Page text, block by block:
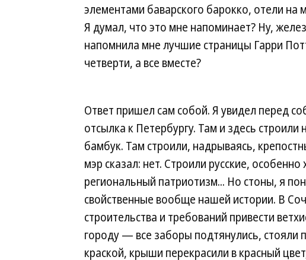
элементами баварского барокко, отели на
Я думал, что это мне напоминает? Ну,
напомнила мне лучшие страницы Гарри
четверти, а все вместе?
Ответ пришел сам собой. Я увидел перед
отсылка к Петербургу. Там и здесь
бамбук. Там строили, надрываясь,
мэр сказал: нет. Строили русские,
региональный патриотизм... Но стоны, я
свойственные вообще нашей истории. В
строительства и требований привести
городу — все заборы подтянулись, стояли
краской, крыши перекрасили в красный